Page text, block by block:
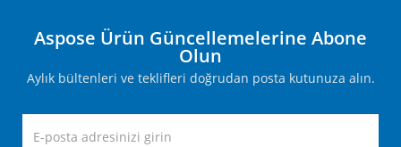
Aspose Ürün Güncellemelerine Abone
Olun
Aylık bültenleri ve teklifleri doğrudan posta kutunuza alın.